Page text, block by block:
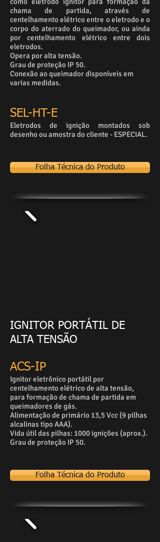
chama de partida, através de
centelhamento elétrico entre o eletrodo e o
corpo do aterrado do queimador, ou ainda
por centelhamento elétrico entre dois
eletrodos.
Opera por alta tensão.
Grau de proteção IP 50.
Conexão ao queimador disponíveis em
varias medidas.
SEL-HT-E
Eletrodos de ignição montados sob
desenho ou amostra do cliente - ESPECIAL.
Folha Técnica do Produto
IGNITOR PORTÁTIL DE
ALTA TENSÃO
ACS-IP
Ignitor eletrônico portátil por
centelhamento elétrico de alta tensão,
para formação de chama de partida em
queimadores de gás.
Alimentação de primário 13,5 Vcc (9 pilhas
alcalinas tipo AAA).
Vida útil das pilhas: 1000 ignições (aprox.).
Grau de proteção IP 50.
Folha Técnica do Produto